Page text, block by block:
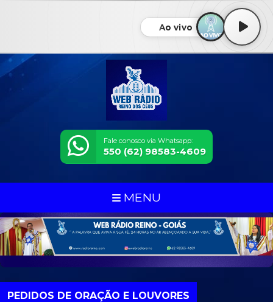
Ao vivo
Fale conosco via Whatsapp:
550 (62) 98583-4609
MENU
PEDIDOS DE ORAÇÃO E LOUVORES